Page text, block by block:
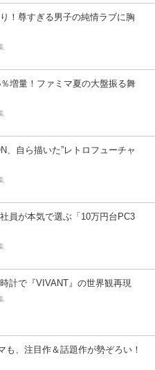
！尊すぎる男子の純情ラブに胸
増量！ファミマ夏の大盤振る舞
、自ら描いた”レトロフューチャ
員が本気で選ぶ「10万円台PC3
時計で『VIVANT』の世界観再現
も、注目作＆話題作が勢ぞろい！